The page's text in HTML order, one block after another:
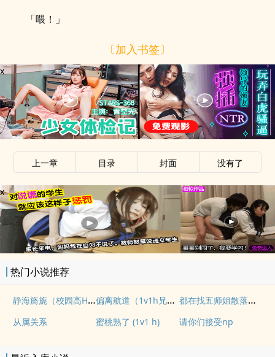
「喂！」
〔加入书签〕
x
上一章 目录 封面 没有了
x
热门小说推荐
静海旖旎（校园高H） 偏离航道（1v1h兄妹骨科bg） 都在找五师姐散落的法宝
从属关系 蜜桃熟了 (1v1 h) 请你们接受np